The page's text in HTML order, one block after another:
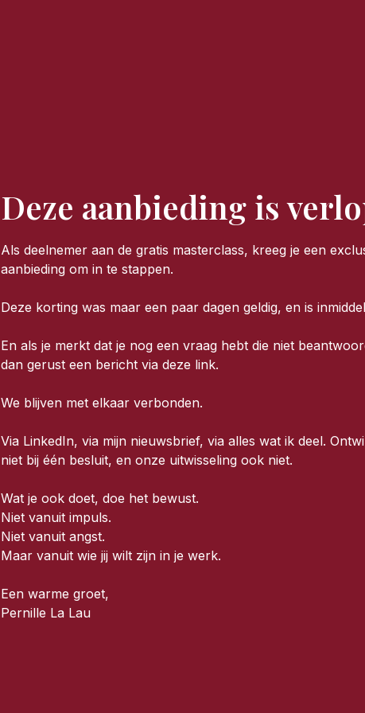
Deze aanbieding is
Als deelnemer aan de gratis masterclass, kreeg je een
aanbieding om in te stappen.
Deze korting was maar een paar dagen geldig, en is
En als je merkt dat je nog een vraag hebt die niet
dan gerust een bericht via deze link.
We blijven met elkaar verbonden.
Via LinkedIn, via mijn nieuwsbrief, via alles wat ik deel.
niet bij één besluit, en onze uitwisseling ook niet.
Wat je ook doet, doe het bewust.
Niet vanuit impuls.
Niet vanuit angst.
Maar vanuit wie jij wilt zijn in je werk.
Een warme groet,
Pernille La Lau